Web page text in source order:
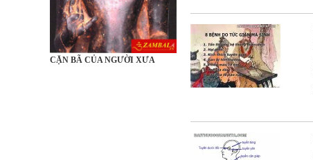
CẶN BÃ CỦA NGƯỜI XƯA